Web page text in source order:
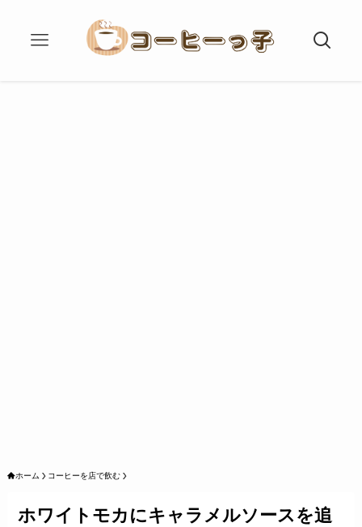
ホーム コーヒーを店で飲む
ホワイトモカにキャラメルソースを追